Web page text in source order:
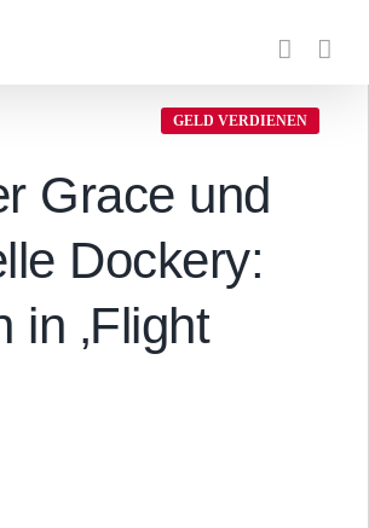
GELD VERDIENEN
Grace und
Dockery:
in ‚Flight